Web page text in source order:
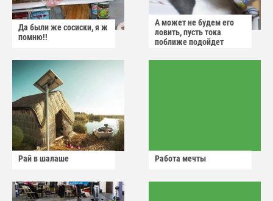
Да были же сосиски, я ж
помню!!
А может не будем его
ловить, пусть тока
поближе подойдет
Рай в шалаше Работа мечты